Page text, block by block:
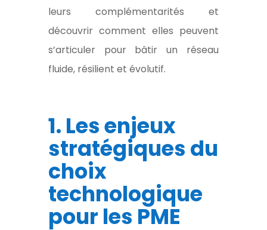
leurs complémentarités et
découvrir comment elles peuvent
s’articuler pour bâtir un réseau
fluide, résilient et évolutif.
1. Les enjeux
stratégiques du
choix
technologique
pour les PME